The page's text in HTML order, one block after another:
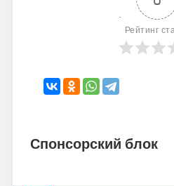
Рейтинг
Спонсорский блок